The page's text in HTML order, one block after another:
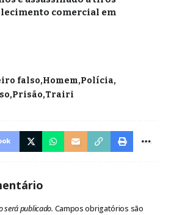
comercial em
falso Homem Polícia
Prisão Trairi
será publicado. Campos obrigatórios são